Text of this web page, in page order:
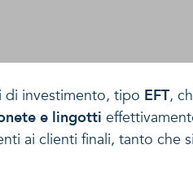
di investimento, tipo EFT,
e lingotti
ai clienti finali, tanto che